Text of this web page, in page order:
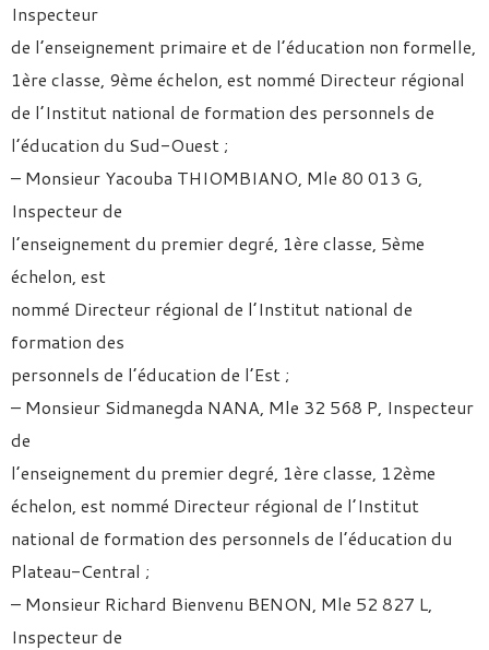
Inspecteur
de l’enseignement primaire et de l’éducation non formelle,
1ère classe, 9ème échelon, est nommé Directeur régional
de l’Institut national de formation des personnels de
l’éducation du Sud-Ouest ;
– Monsieur Yacouba THIOMBIANO, Mle 80 013 G,
Inspecteur de
l’enseignement du premier degré, 1ère classe, 5ème
échelon, est
nommé Directeur régional de l’Institut national de
formation des
personnels de l’éducation de l’Est ;
– Monsieur Sidmanegda NANA, Mle 32 568 P, Inspecteur
de
l’enseignement du premier degré, 1ère classe, 12ème
échelon, est nommé Directeur régional de l’Institut
national de formation des personnels de l’éducation du
Plateau-Central ;
– Monsieur Richard Bienvenu BENON, Mle 52 827 L,
Inspecteur de